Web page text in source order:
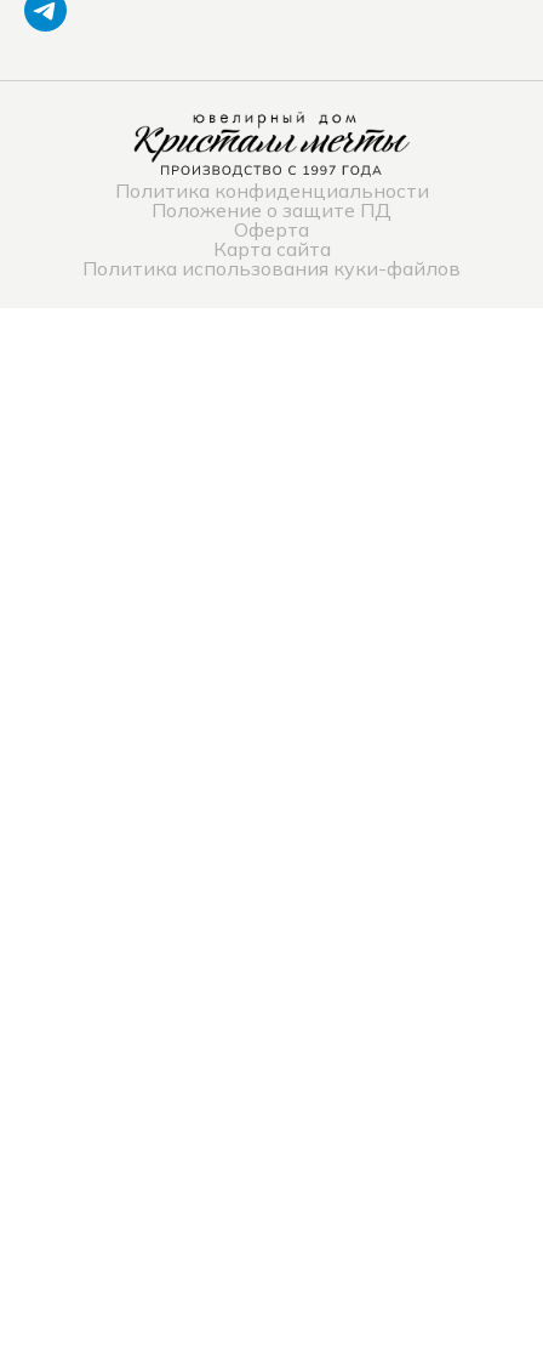
Политика конфиденциальности
Положение о защите ПД
Оферта
Карта сайта
Политика использования куки-файлов